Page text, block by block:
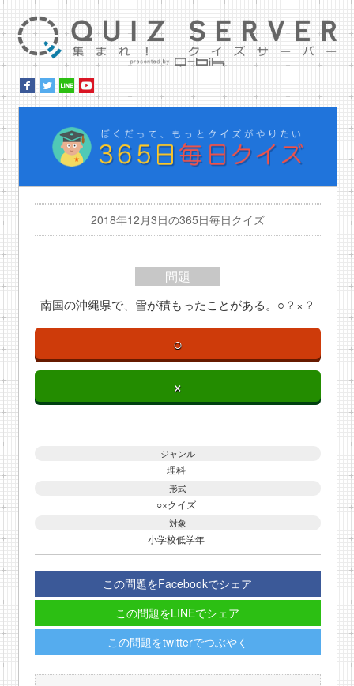
2018年12月3日の365日毎日クイズ
問題
南国の沖縄県で、雪が積もったことがある。○？×？
○
×
ジャンル
理科
形式
○×クイズ
対象
小学校低学年
この問題をFacebookでシェア
この問題をLINEでシェア
この問題をtwitterでつぶやく